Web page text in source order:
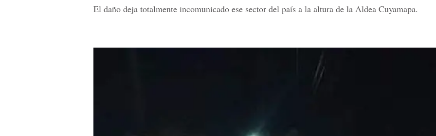
El daño deja totalmente incomunicado ese sector del país a la altura de la Aldea Cuyamapa.